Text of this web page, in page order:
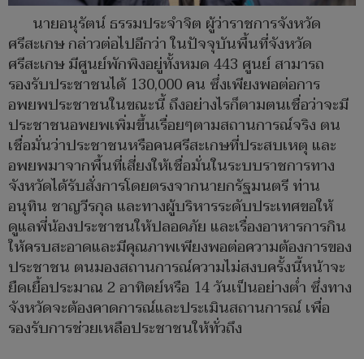
นายอนุรัตน์ ธรรมประจำจิต ผู้ว่าราชการจังหวัด
ศรีสะเกษ กล่าวต่อไปอีกว่า ในปัจจุบันพื้นที่จังหวัด
ศรีสะเกษ มีศูนย์พักพิงอยู่ทั้งหมด 443 ศูนย์ สามารถ
รองรับประชาชนได้ 130,000 คน ซึ่งเพียงพอต่อการ
อพยพประชาชนในขณะนี้ ถึงอย่างไรก็ตามตนเชื่อว่าจะมี
ประชาชนอพยพเพิ่มขึ้นเรื่อยๆตามสถานการณ์จริง ตน
เชื่อมั่นว่าประชาชนหรือคนศรีสะเกษที่ประสบเหตุ และ
อพยพมาจากพื้นที่เสี่ยงให้เชื่อมั่นในระบบราชการทาง
จังหวัดได้รับสั่งการโดยตรงจากนายกรัฐมนตรี ท่าน
อนุทิน ชาญวีรกุล และทางผู้บริหารระดับประเทศขอให้
ดูแลพี่น้องประชาชนให้ปลอดภัย และเรื่องอาหารการกิน
ให้ครบสะอาดและมีคุณภาพเพียงพอต่อความต้องการของ
ประชาชน ตนมองสถานการณ์ความไม่สงบครั้งนี้หน้าจะ
ยืดเยื้อประมาณ 2 อาทิตย์หรือ 14 วันเป็นอย่างต่ำ ซึ่งทาง
จังหวัดจะต้องคาดการณ์และประเมินสถานการณ์ เพื่อ
รองรับการช่วยเหลือประชาชนให้ทั่วถึง